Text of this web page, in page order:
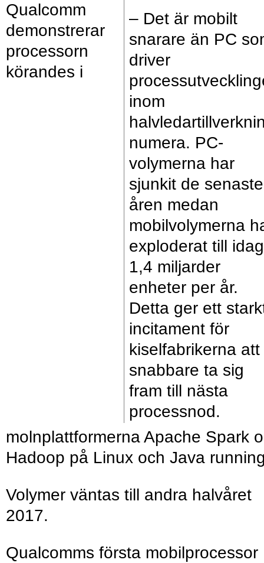
– Det är mobilt
snarare än PC
driver
inom
numera. PC-
volymerna har
sjunkit de senaste
åren medan
mobilvolymerna
exploderat till idag
1,4 miljarder
enheter per år.
Detta ger ett
incitament för
kiselfabrikerna att
snabbare ta sig
fram till nästa
processnod.
Qualcomm
demonstrerar
processorn
körandes i
molnplattformerna Apache Spark
Hadoop på Linux och Java
Volymer väntas till andra halvåret
2017.
Qualcomms första mobilprocessor